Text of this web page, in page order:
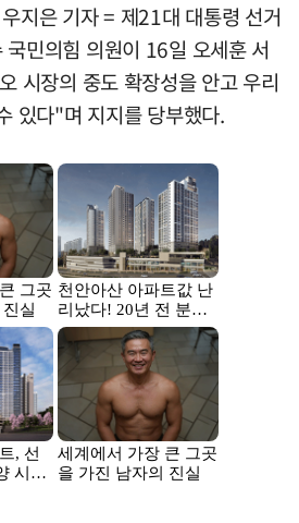
지은 기자 = 제21대 대통령 선거
민의힘 의원이 16일 오세훈 서
시장의 중도 확장성을 안고 우리
있다"며 지지를 당부했다.